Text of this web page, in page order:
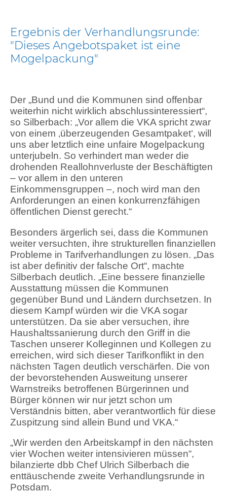
Ergebnis der Verhandlungsrunde:
"Dieses Angebotspaket ist eine
Mogelpackung"
Der „Bund und die Kommunen sind offenbar
weiterhin nicht wirklich abschlussinteressiert“,
so Silberbach: „Vor allem die VKA spricht zwar
von einem ‚überzeugenden Gesamtpaket‘, will
uns aber letztlich eine unfaire Mogelpackung
unterjubeln. So verhindert man weder die
drohenden Reallohnverluste der Beschäftigten
– vor allem in den unteren
Einkommensgruppen –, noch wird man den
Anforderungen an einen konkurrenzfähigen
öffentlichen Dienst gerecht.“
Besonders ärgerlich sei, dass die Kommunen
weiter versuchten, ihre strukturellen finanziellen
Probleme in Tarifverhandlungen zu lösen. „Das
ist aber definitiv der falsche Ort“, machte
Silberbach deutlich. „Eine bessere finanzielle
Ausstattung müssen die Kommunen
gegenüber Bund und Ländern durchsetzen. In
diesem Kampf würden wir die VKA sogar
unterstützen. Da sie aber versuchen, ihre
Haushaltssanierung durch den Griff in die
Taschen unserer Kolleginnen und Kollegen zu
erreichen, wird sich dieser Tarifkonflikt in den
nächsten Tagen deutlich verschärfen. Die von
der bevorstehenden Ausweitung unserer
Warnstreiks betroffenen Bürgerinnen und
Bürger können wir nur jetzt schon um
Verständnis bitten, aber verantwortlich für diese
Zuspitzung sind allein Bund und VKA.“
„Wir werden den Arbeitskampf in den nächsten
vier Wochen weiter intensivieren müssen“,
bilanzierte dbb Chef Ulrich Silberbach die
enttäuschende zweite Verhandlungsrunde in
Potsdam.